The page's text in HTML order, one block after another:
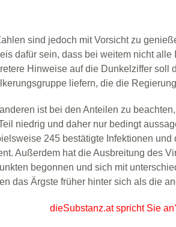
sind jedoch mit Vorsicht zu
dafür sein, dass bei weitem nicht
Hinweise auf die Dunkelziffer soll
liefern, die die
ist bei den Anteilen zu
niedrig und daher nur bedingt
245 bestätigte Infektionen
Außerdem hat die Ausbreitung des
begonnen und sich mit
das Ärgste früher hinter sich als die
dieSubstanz.at spricht Sie